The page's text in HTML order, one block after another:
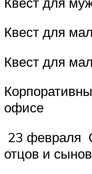
Квест для
Квест для
офисе
23 февраля
отцов и